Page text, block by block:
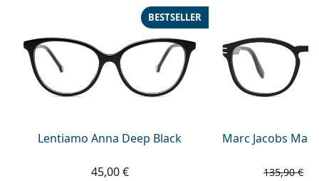
Prada
Toutes les marques
Lentiamo Anna Deep Black
BESTSELLER
45,00 €
Marc Jacobs
135,90 €